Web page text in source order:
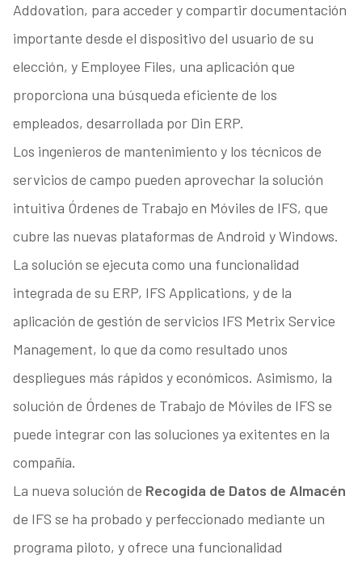
Addovation, para acceder y compartir documentación
importante desde el dispositivo del usuario de su
elección, y Employee Files, una aplicación que
proporciona una búsqueda eficiente de los
empleados, desarrollada por Din ERP.
Los ingenieros de mantenimiento y los técnicos de
servicios de campo pueden aprovechar la solución
intuitiva Órdenes de Trabajo en Móviles de IFS, que
cubre las nuevas plataformas de Android y Windows.
La solución se ejecuta como una funcionalidad
integrada de su ERP, IFS Applications, y de la
aplicación de gestión de servicios IFS Metrix Service
Management, lo que da como resultado unos
despliegues más rápidos y económicos. Asimismo, la
solución de Órdenes de Trabajo de Móviles de IFS se
puede integrar con las soluciones ya exitentes en la
compañía.
La nueva solución de Recogida de Datos de Almacén
de IFS se ha probado y perfeccionado mediante un
programa piloto, y ofrece una funcionalidad